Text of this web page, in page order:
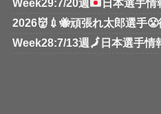
Week29:7/20週
日本選手情
2026👹💉🐝頑張れ太郎選手
Week28:7/13週 🗾 日本選手情